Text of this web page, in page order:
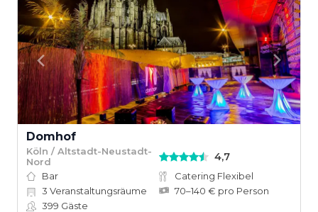
Domhof
Köln / Altstadt-Neustadt-
Nord
4,7
Bar
Catering Flexibel
3 Veranstaltungsräume
70–140 € pro Person
399 Gäste